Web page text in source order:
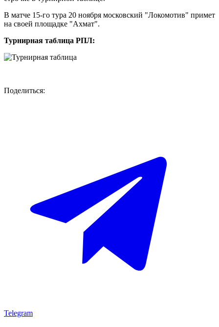
В матче 15-го тура 20 ноября московский "Локомотив" примет
на своей площадке "Ахмат".
Турнирная таблица РПЛ:
Поделиться:
Telegram